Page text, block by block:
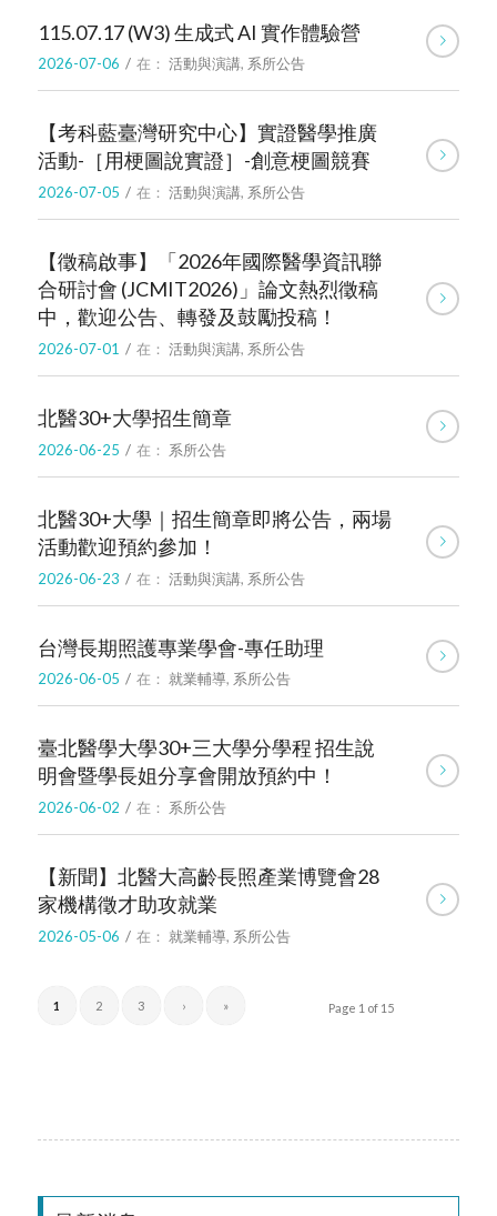
115.07.17 (W3) 生成式 AI 實作體驗營
2026-07-06 / 在： 活動與演講, 系所公告
【考科藍臺灣研究中心】實證醫學推廣
活動-［用梗圖說實證］-創意梗圖競賽
2026-07-05 / 在： 活動與演講, 系所公告
【徵稿啟事】「2026年國際醫學資訊聯
合研討會 (JCMIT2026)」論文熱烈徵稿
中，歡迎公告、轉發及鼓勵投稿！
2026-07-01 / 在： 活動與演講, 系所公告
北醫30+大學招生簡章
2026-06-25 / 在： 系所公告
北醫30+大學｜招生簡章即將公告，兩場
活動歡迎預約參加！
2026-06-23 / 在： 活動與演講, 系所公告
台灣長期照護專業學會-專任助理
2026-06-05 / 在： 就業輔導, 系所公告
臺北醫學大學30+三大學分學程 招生說
明會暨學長姐分享會開放預約中！
2026-06-02 / 在： 系所公告
【新聞】北醫大高齡長照產業博覽會28
家機構徵才助攻就業
2026-05-06 / 在： 就業輔導, 系所公告
Page 1 of 15
1 2 3 › »